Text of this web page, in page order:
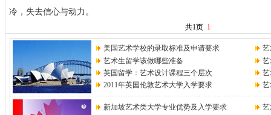
冷，失去信心与动力。
共1页 1
美国艺术学校的录取标准及申请要求
艺术生留学该做哪些准备
英国留学：艺术设计课程三个层次
2011年英国伦敦艺术大学入学要求
新加坡艺术类大学专业优势及入学要求